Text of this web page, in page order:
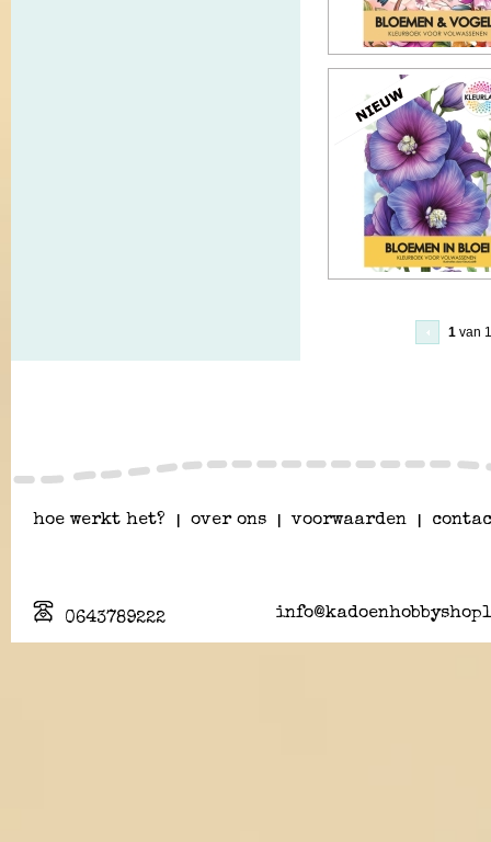
1van 1
hoe werkt het? over ons voorwaarden
0643789222